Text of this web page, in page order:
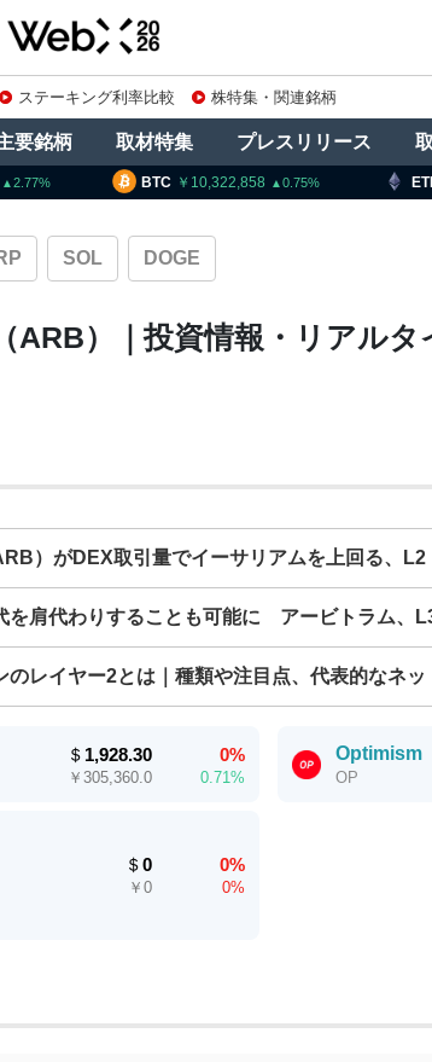
ステーキング利率比較 株特集・関連銘柄
要銘柄 取材特集 プレスリリース
BTC 10,322,858 0.75
2.77
SOL DOGE
ARB）｜投資情報・リアルタ
）がDEX取引量でイーサリアムを上回る、
を肩代わりすることも可能に アービトラム、
のレイヤー2とは｜種類や注目点、代表的なネッ
＄ 1,928.30
￥305,360.0
0%
0.71%
Optimism
OP
＄0
￥0
0%
0%